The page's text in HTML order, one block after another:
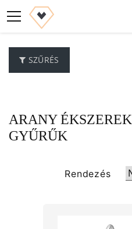
SZŰRÉS
ARANY ÉKSZEREK
GYŰRŰK
Rendezés